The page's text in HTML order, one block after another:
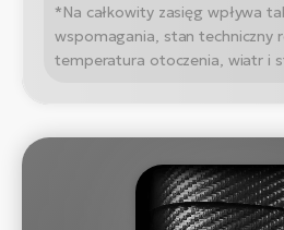
*Na całkowity zasięg wpływa
wspomagania, stan techniczny
temperatura otoczenia, wiatr i